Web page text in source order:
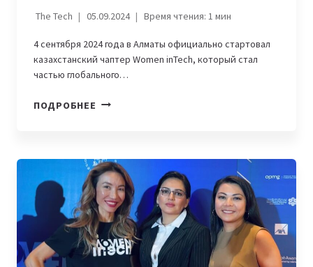
The Tech 05.09.2024 Время чтения: 1мин
4 сентября 2024 года в Алматы официально стартовал
казахстанский чаптер Women inTech, который стал
частью глобального…
ПОДРОБНЕЕ WOMEN
И
В
КАЗАХСТАНЕ